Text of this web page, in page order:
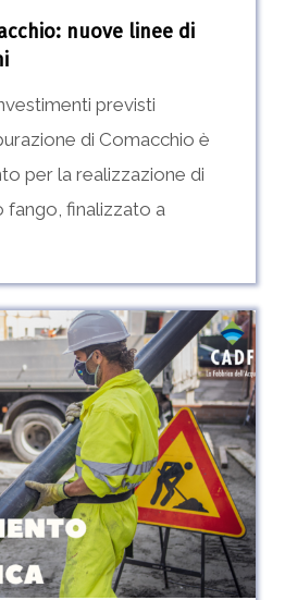
nuove linee di
previsti
di Comacchio è
per la realizzazione di
fango, finalizzato a